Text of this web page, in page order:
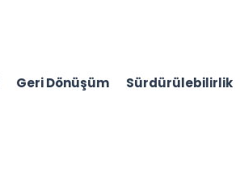
Geri Dönüşüm Sürdürülebilirlik